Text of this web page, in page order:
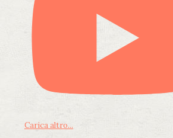
Carica altro...